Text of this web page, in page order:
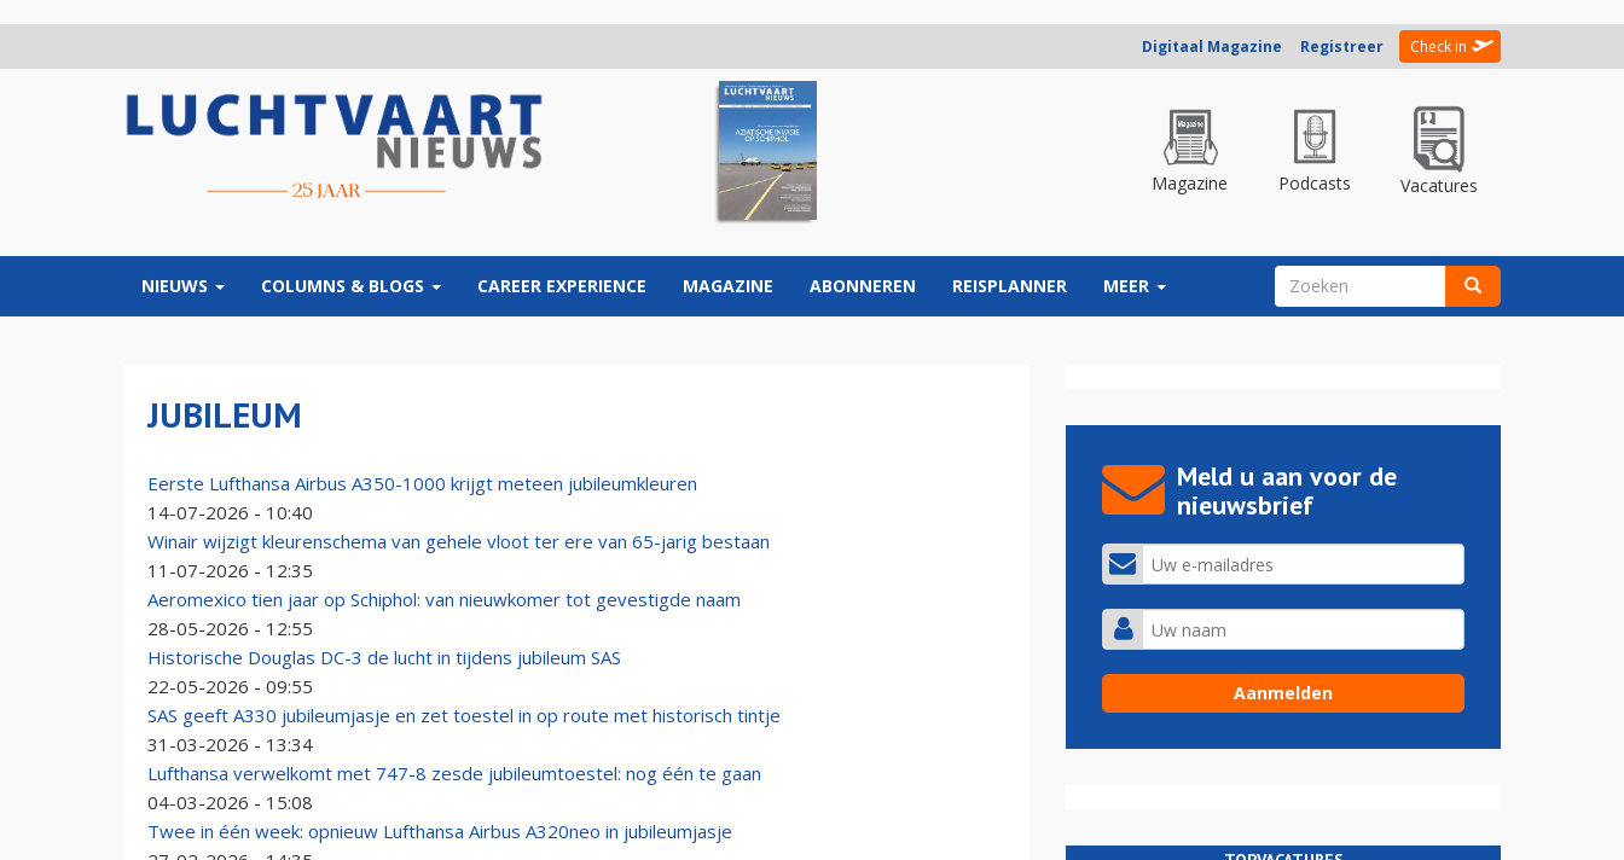
Digitaal Magazine Registreer Check in
Magazine Podcasts Vacatures
NIEUWS COLUMNS & BLOGS CAREER EXPERIENCE MAGAZINE ABONNEREN REISPLANNER MEER ZOEKVELD
JUBILEUM
Eerste Lufthansa Airbus A350-1000 krijgt meteen jubileumkleuren
14-07-2026 - 10:40
Winair wijzigt kleurenschema van gehele vloot ter ere van 65-jarig bestaan
11-07-2026 - 12:35
Aeromexico tien jaar op Schiphol: van nieuwkomer tot gevestigde naam
28-05-2026 - 12:55
Historische Douglas DC-3 de lucht in tijdens jubileum SAS
22-05-2026 - 09:55
SAS geeft A330 jubileumjasje en zet toestel in op route met historisch tintje
31-03-2026 - 13:34
Lufthansa verwelkomt met 747-8 zesde jubileumtoestel: nog één te gaan
04-03-2026 - 15:08
Twee in één week: opnieuw Lufthansa Airbus A320neo in jubileumjasje
Meld u aan voor de
nieuwsbrief